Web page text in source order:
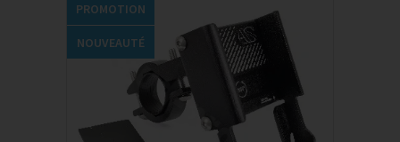
PROMOTION
NOUVEAUTÉ